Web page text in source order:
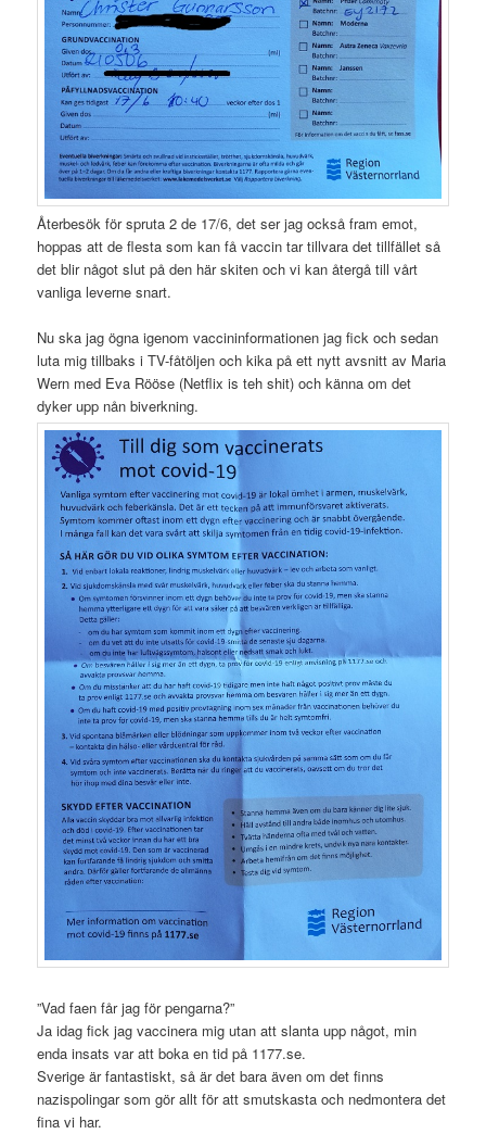
Återbesök för spruta 2 de 17/6, det ser jag också fram emot,
hoppas att de flesta som kan få vaccin tar tillvara det tillfället så
det blir något slut på den här skiten och vi kan återgå till vårt
vanliga leverne snart.
Nu ska jag ögna igenom vaccininformationen jag fick och sedan
luta mig tillbaks i TV-fåtöljen och kika på ett nytt avsnitt av Maria
Wern med Eva Rööse (Netflix is teh shit) och känna om det
dyker upp nån biverkning.
”Vad faen får jag för pengarna?”
Ja idag fick jag vaccinera mig utan att slanta upp något, min
enda insats var att boka en tid på 1177.se.
Sverige är fantastiskt, så är det bara även om det finns
nazispolingar som gör allt för att smutskasta och nedmontera det
fina vi har.